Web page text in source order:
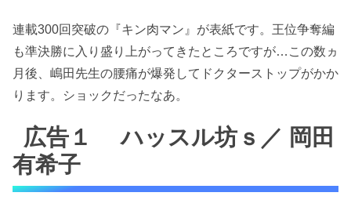
連載300回突破の『キン肉マン』が表紙です。王位争奪編
も準決勝に入り盛り上がってきたところですが…この数ヵ
月後、嶋田先生の腰痛が爆発してドクターストップがかか
ります。ショックだったなあ。
広告１ ハッスル坊ｓ／ 岡田
有希子